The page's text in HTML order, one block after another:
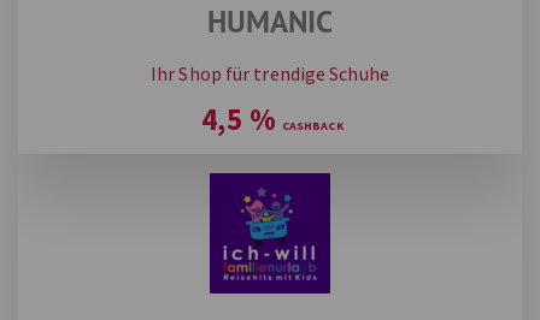
HUMANIC
Ihr Shop für trendige Schuhe
4,5 %